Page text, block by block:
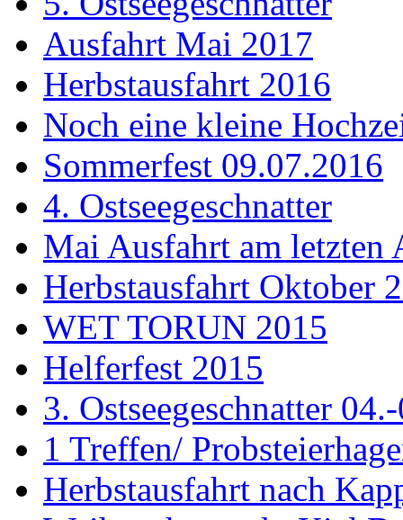
Ausfahrt Mai 2017
Herbstausfahrt 2016
Noch eine kleine
Sommerfest 09.07.2016
4. Ostseegeschnatter
Mai Ausfahrt am letzten
Herbstausfahrt Oktober
WET TORUN 2015
Helferfest 2015
3. Ostseegeschnatter
1 Treffen/
Herbstausfahrt nach